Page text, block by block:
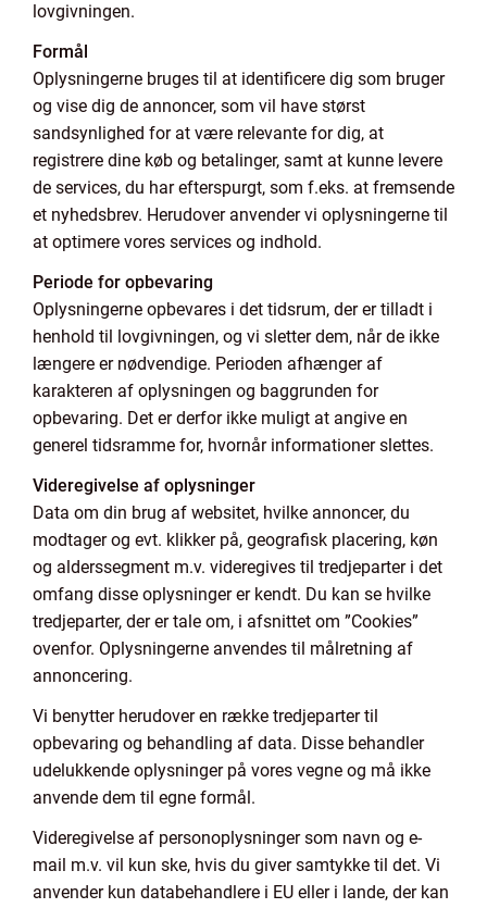
lovgivningen.
Formål
Oplysningerne bruges til at identificere dig som bruger
og vise dig de annoncer, som vil have størst
sandsynlighed for at være relevante for dig, at
registrere dine køb og betalinger, samt at kunne levere
de services, du har efterspurgt, som f.eks. at fremsende
et nyhedsbrev. Herudover anvender vi oplysningerne til
at optimere vores services og indhold.
Periode for opbevaring
Oplysningerne opbevares i det tidsrum, der er tilladt i
henhold til lovgivningen, og vi sletter dem, når de ikke
længere er nødvendige. Perioden afhænger af
karakteren af oplysningen og baggrunden for
opbevaring. Det er derfor ikke muligt at angive en
generel tidsramme for, hvornår informationer slettes.
Videregivelse af oplysninger
Data om din brug af websitet, hvilke annoncer, du
modtager og evt. klikker på, geografisk placering, køn
og alderssegment m.v. videregives til tredjeparter i det
omfang disse oplysninger er kendt. Du kan se hvilke
tredjeparter, der er tale om, i afsnittet om ”Cookies”
ovenfor. Oplysningerne anvendes til målretning af
annoncering.
Vi benytter herudover en række tredjeparter til
opbevaring og behandling af data. Disse behandler
udelukkende oplysninger på vores vegne og må ikke
anvende dem til egne formål.
Videregivelse af personoplysninger som navn og e-
mail m.v. vil kun ske, hvis du giver samtykke til det. Vi
anvender kun databehandlere i EU eller i lande, der kan